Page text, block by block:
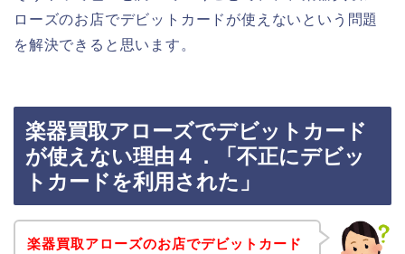
ローズのお店でデビットカードが使えないという問題
を解決できると思います。
楽器買取アローズでデビットカード
が使えない理由４．「不正にデビッ
トカードを利用された」
楽器買取アローズのお店でデビットカード